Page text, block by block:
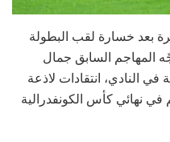
بعد خسارة لقب البطولة
المهاجم السابق جمال
النادي، انتقادات لاذعة
نهائي كأس الكونفدرالية